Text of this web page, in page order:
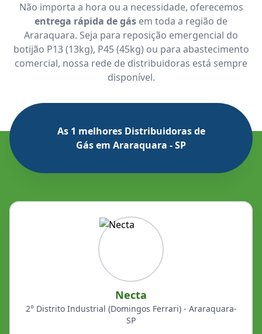
Não importa a hora ou a necessidade, oferecemos
entrega rápida de gás em toda a região de
Araraquara. Seja para reposição emergencial do
botijão P13 (13kg), P45 (45kg) ou para abastecimento
comercial, nossa rede de distribuidoras está sempre
disponível.
As 1 melhores Distribuidoras de
Gás em Araraquara - SP
Necta
2° Distrito Industrial (Domingos Ferrari) - Araraquara-
SP